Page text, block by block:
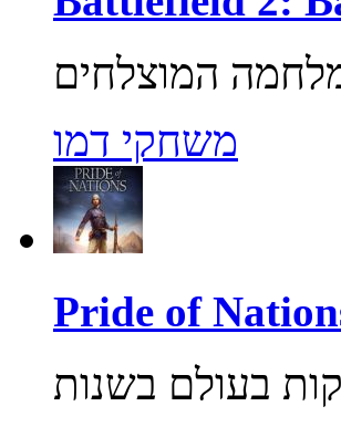
משחקי דמו